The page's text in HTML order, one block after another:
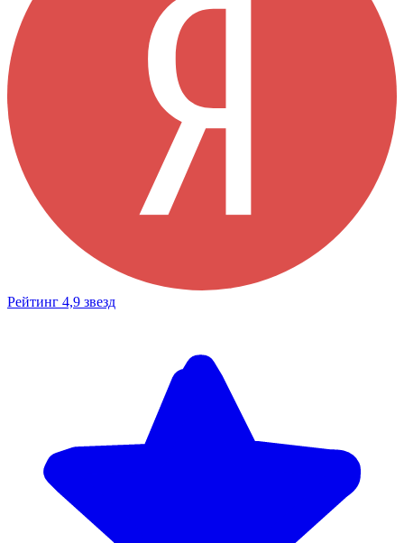
Рейтинг 4,9 звезд